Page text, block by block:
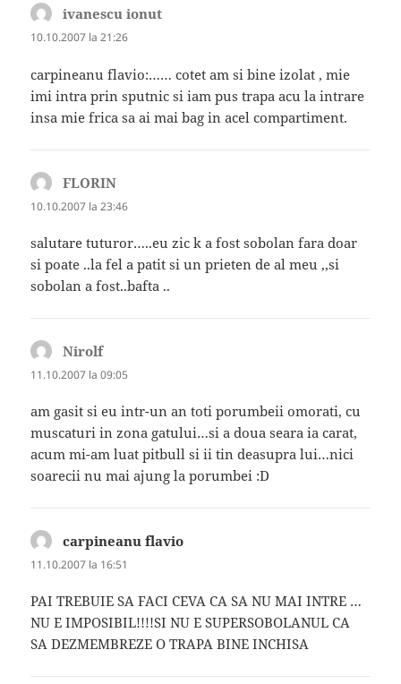
ivanescu ionut
10.10.2007 la 21:26
carpineanu flavio:…… cotet am si bine izolat , mie
imi intra prin sputnic si iam pus trapa acu la intrare
insa mie frica sa ai mai bag in acel compartiment.
FLORIN
10.10.2007 la 23:46
salutare tuturor…..eu zic k a fost sobolan fara doar
si poate ..la fel a patit si un prieten de al meu ,,si
sobolan a fost..bafta ..
Nirolfspune:
11.10.2007 la 09:05
am gasit si eu intr-un an toti porumbeii omorati, cu
muscaturi in zona gatului…si a doua seara ia carat,
acum mi-am luat pitbull si ii tin deasupra lui…nici
soarecii nu mai ajung la porumbei :D
carpineanu flavio
11.10.2007 la 16:51
PAI TREBUIE SA FACI CEVA CA SA NU MAI INTRE …
NU E IMPOSIBIL!!!!SI NU E SUPERSOBOLANUL CA
SA DEZMEMBREZE O TRAPA BINE INCHISA